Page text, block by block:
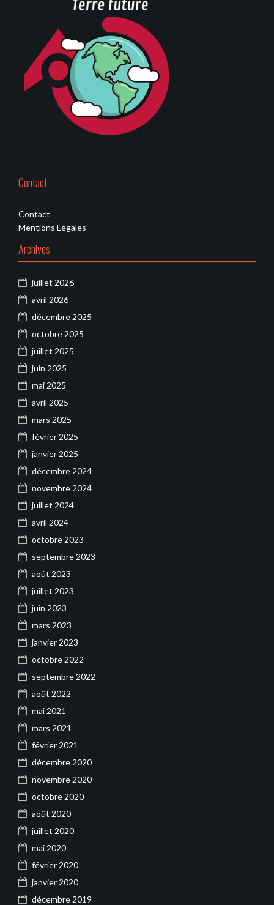
Contact
Contact
Mentions Légales
Archives
juillet 2026
avril 2026
décembre 2025
octobre 2025
juillet 2025
juin 2025
mai 2025
avril 2025
mars 2025
février 2025
janvier 2025
décembre 2024
novembre 2024
juillet 2024
avril 2024
octobre 2023
septembre 2023
août 2023
juillet 2023
juin 2023
mars 2023
janvier 2023
octobre 2022
septembre 2022
août 2022
mai 2021
mars 2021
février 2021
décembre 2020
novembre 2020
octobre 2020
août 2020
juillet 2020
mai 2020
février 2020
janvier 2020
décembre 2019